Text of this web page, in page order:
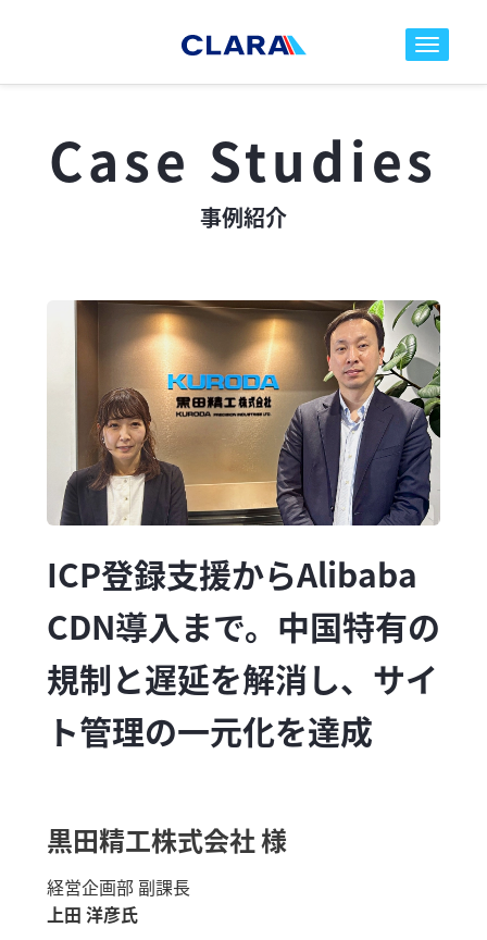
toggle
Case Studies
事例紹介
ICP登録支援からAlibaba
CDN導入まで。中国特有の
規制と遅延を解消し、サイ
ト管理の一元化を達成
黒田精工株式会社 様
経営企画部 副課長
上田 洋彦氏